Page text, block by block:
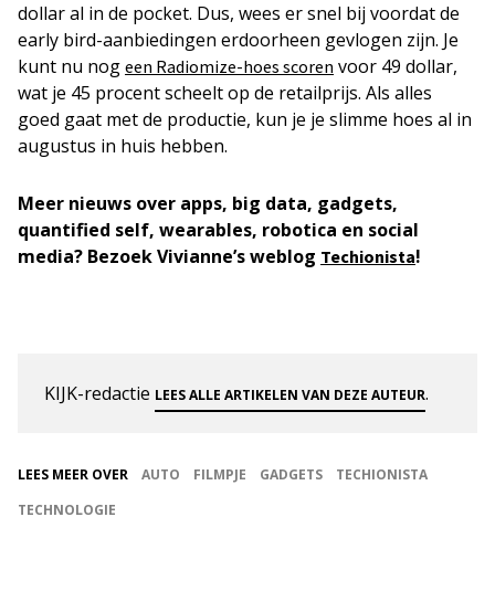
dollar al in de pocket. Dus, wees er snel bij voordat de
early bird-aanbiedingen erdoorheen gevlogen zijn. Je
kunt nu nog een Radiomize-hoes scoren voor 49 dollar,
wat je 45 procent scheelt op de retailprijs. Als alles
goed gaat met de productie, kun je je slimme hoes al in
augustus in huis hebben.
Meer nieuws over apps, big data, gadgets,
quantified self, wearables, robotica en social
media? Bezoek Vivianne’s weblog Techionista!
KIJK-redactie LEES ALLE ARTIKELEN VAN DEZE AUTEUR.
LEES MEER OVER AUTO FILMPJE GADGETS
TECHIONISTA
TECHNOLOGIE